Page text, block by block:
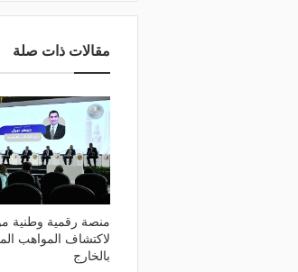
مقالات ذات صلة
منصة رقمية وطنية
لاكتشاف المواهب
بالخارج